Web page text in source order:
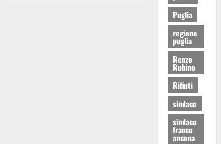
Puglia
regione
puglia
Renzo
Rubino
Rifiuti
sindaco
sindaco
franco
ancona